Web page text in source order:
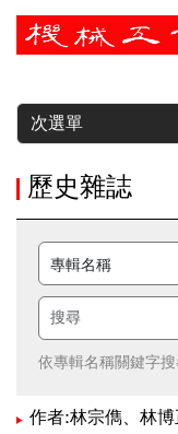
暫停
次選單
歷史雜誌
依專輯名稱關鍵字
作者:林宗儁、林